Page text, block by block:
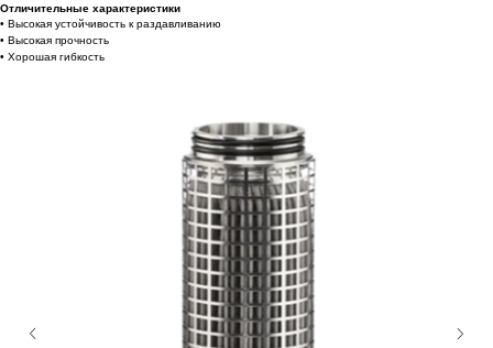
Отличительные характеристики
• Высокая устойчивость к раздавливанию
• Высокая прочность
• Хорошая гибкость